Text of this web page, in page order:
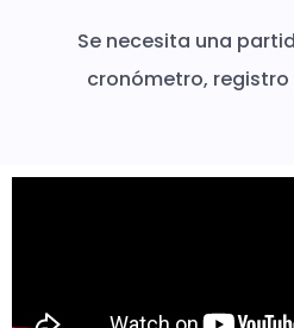
Se necesita una
cronómetro, registro